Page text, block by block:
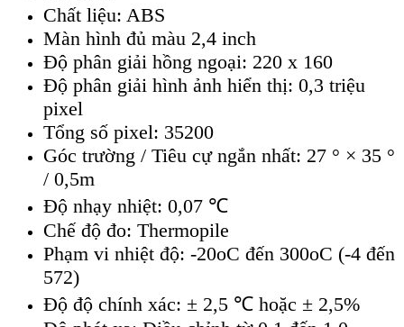
Chất liệu: ABS
Màn hình đủ màu 2,4 inch
Độ phân giải hồng ngoại: 220 x 160
Độ phân giải hình ảnh hiển thị: 0,3 triệu
pixel
Tổng số pixel: 35200
Góc trường / Tiêu cự ngắn nhất: 27 ° × 35 °
/ 0,5m
Độ nhạy nhiệt: 0,07 ℃
Chế độ đo: Thermopile
Phạm vi nhiệt độ: -20oC đến 300oC (-4 đến
572)
Độ độ chính xác: ± 2,5 ℃ hoặc ± 2,5%